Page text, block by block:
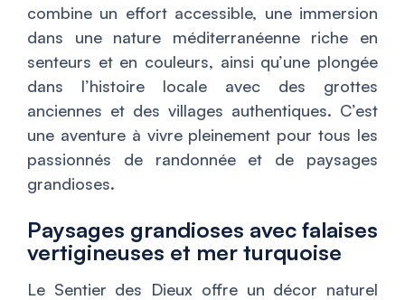
combine un effort accessible, une immersion
dans une nature méditerranéenne riche en
senteurs et en couleurs, ainsi qu’une plongée
dans l’histoire locale avec des grottes
anciennes et des villages authentiques. C’est
une aventure à vivre pleinement pour tous les
passionnés de randonnée et de paysages
grandioses.
Paysages grandioses avec falaises
vertigineuses et mer turquoise
Le Sentier des Dieux offre un décor naturel